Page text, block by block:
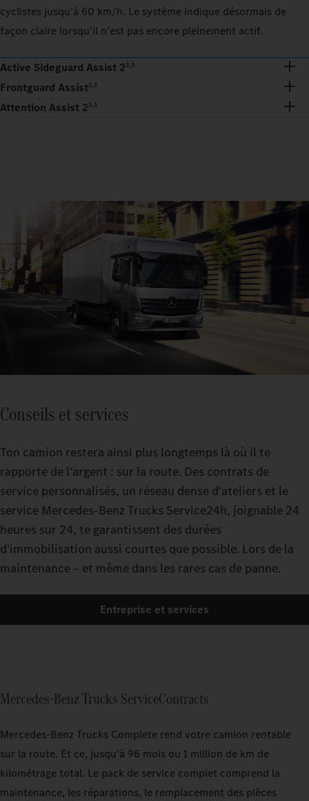
cyclistes jusqu'à 60 km/h. Le système indique désormais de
façon claire lorsqu'il n'est pas encore pleinement actif.
Active Sideguard Assist 22,3
Frontguard Assist2,3
Attention Assist 22,3
Conseils et services
Ton camion restera ainsi plus longtemps là où il te
rapporte de l'argent : sur la route. Des contrats de
service personnalisés, un réseau dense d'ateliers et le
service Mercedes-Benz Trucks Service24h, joignable 24
heures sur 24, te garantissent des durées
d'immobilisation aussi courtes que possible. Lors de la
maintenance – et même dans les rares cas de panne.
Entreprise et services
Mercedes-Benz Trucks ServiceContracts
Mercedes‑Benz Trucks Complete rend votre camion rentable
sur la route. Et ce, jusqu'à 96 mois ou 1 million de km de
kilométrage total. Le pack de service complet comprend la
maintenance, les réparations, le remplacement des pièces